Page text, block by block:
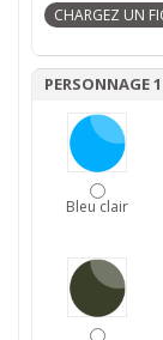
PERSONNAGE
Bleu clair